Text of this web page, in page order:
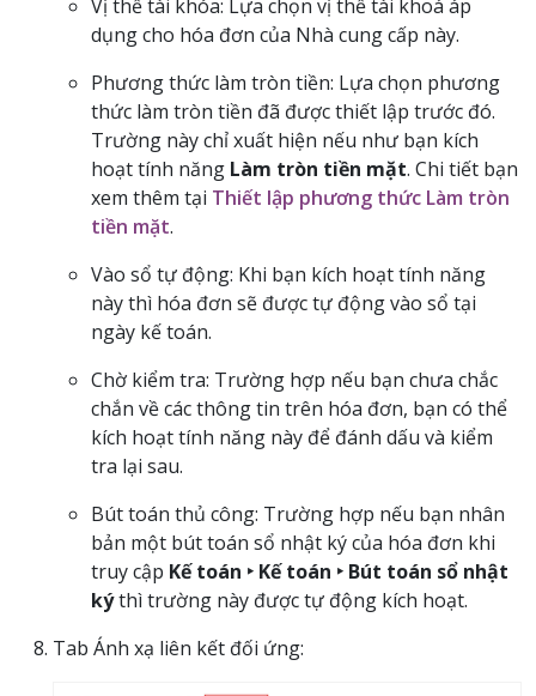
Vị thế tài khóa: Lựa chọn vị thế tài khoá áp
dụng cho hóa đơn của Nhà cung cấp này.
Phương thức làm tròn tiền: Lựa chọn phương
thức làm tròn tiền đã được thiết lập trước đó.
Trường này chỉ xuất hiện nếu như bạn kích
hoạt tính năng Làm tròn tiền mặt. Chi tiết bạn
xem thêm tại Thiết lập phương thức Làm tròn
tiền mặt.
Vào sổ tự động: Khi bạn kích hoạt tính năng
này thì hóa đơn sẽ được tự động vào sổ tại
ngày kế toán.
Chờ kiểm tra: Trường hợp nếu bạn chưa chắc
chắn về các thông tin trên hóa đơn, bạn có thể
kích hoạt tính năng này để đánh dấu và kiểm
tra lại sau.
Bút toán thủ công: Trường hợp nếu bạn nhân
bản một bút toán sổ nhật ký của hóa đơn khi
truy cập Kế toán ‣ Kế toán ‣ Bút toán sổ nhật
kýthì trường này được tự động kích hoạt.
Tab Ánh xạ liên kết đối ứng: